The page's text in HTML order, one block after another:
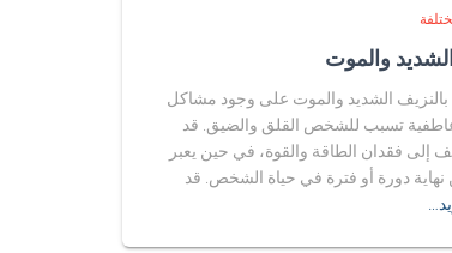
والموت
بالنزيف الشديد والموت على وجود مشاكل
تسبب للشخص القلق والضيق. قد
إلى فقدان الطاقة والقوة، في حين يعبر
دورة أو فترة في حياة الشخص. قد